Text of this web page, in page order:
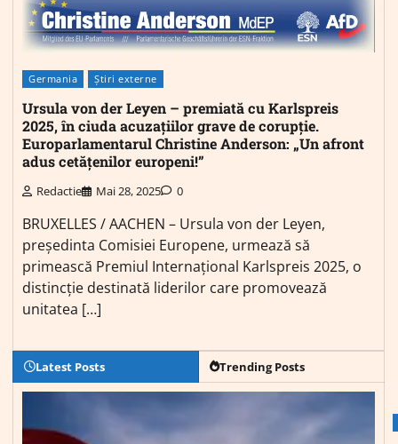
Germania Știri externe
Ursula von der Leyen – premiată cu Karlspreis
2025, în ciuda acuzațiilor grave de corupție.
Europarlamentarul Christine Anderson: „Un afront
adus cetățenilor europeni!”
Redactie Mai 28, 2025 0
BRUXELLES / AACHEN – Ursula von der Leyen,
președinta Comisiei Europene, urmează să
primească Premiul Internațional Karlspreis 2025, o
distincție destinată liderilor care promovează
unitatea […]
Latest Posts Trending Posts